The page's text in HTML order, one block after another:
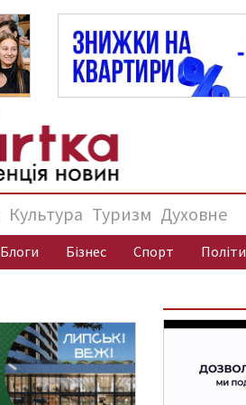
Культура Туризм Духовне
Блоги Бізнес Спорт